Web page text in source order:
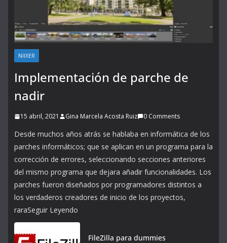
NIIXER
Implementación de parche de
nadir
15 abril, 2021 Gina Marcela Acosta Ruiz 0 Comments
Desde muchos años atrás se hablaba en informática de los
parches informáticos; que se aplican en un programa para la
corrección de errores, seleccionando secciones anteriores
del mismo programa que dejara añadir funcionalidades. Los
parches fueron diseñados por programadores distintos a
los verdaderos creadores de inicio de los proyectos,
raraSeguir Leyendo
FileZilla para dummies